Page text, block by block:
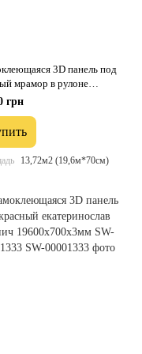
3D панель под
мрамор в рулоне
(R061-3-20) SW-
грн
13,72м2 (19,6м*70см)